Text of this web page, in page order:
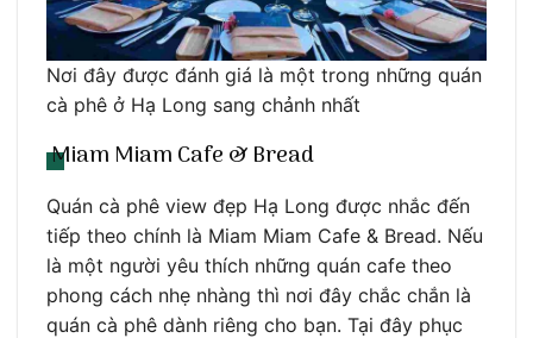
Nơi đây được đánh giá là một trong những quán
cà phê ở Hạ Long sang chảnh nhất
Miam Miam Cafe & Bread
Quán cà phê view đẹp Hạ Long được nhắc đến
tiếp theo chính là Miam Miam Cafe & Bread. Nếu
là một người yêu thích những quán cafe theo
phong cách nhẹ nhàng thì nơi đây chắc chắn là
quán cà phê dành riêng cho bạn. Tại đây phục